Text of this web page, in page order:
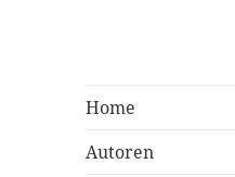
Home
Autoren